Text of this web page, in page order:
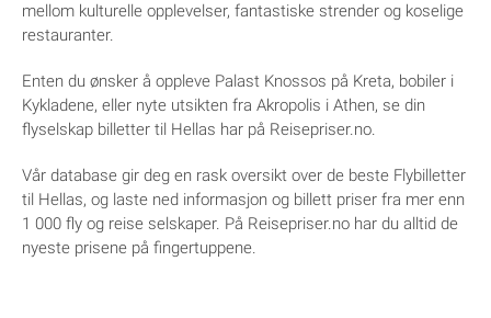
mellom kulturelle opplevelser, fantastiske strender og koselige
restauranter.
Enten du ønsker å oppleve Palast Knossos på Kreta, bobiler i
Kykladene, eller nyte utsikten fra Akropolis i Athen, se din
flyselskap billetter til Hellas har på Reisepriser.no.
Vår database gir deg en rask oversikt over de beste Flybilletter
til Hellas, og laste ned informasjon og billett priser fra mer enn
1 000 fly og reise selskaper. På Reisepriser.no har du alltid de
nyeste prisene på fingertuppene.